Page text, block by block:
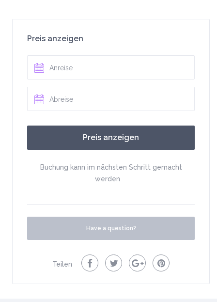
Preis anzeigen
Buchung kann im nächsten Schritt gemacht
werden
Have a question?
Teilen